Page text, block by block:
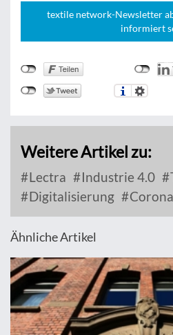
textile network-Newsletter
informiert
Weitere Artikel zu:
Lectra Industrie 4.0
Digitalisierung
Corona
Ähnliche Artikel